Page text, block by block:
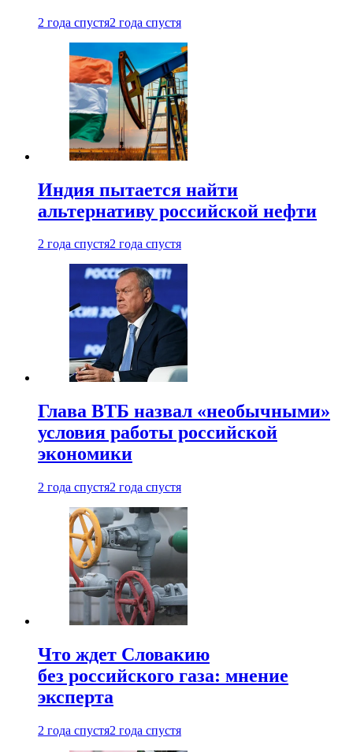
2 года спустя2 года спустя
Индия пытается найти
альтернативу российской нефти
2 года спустя2 года спустя
Глава ВТБ назвал «необычными»
условия работы российской
экономики
2 года спустя2 года спустя
Что ждет Словакию
без российского газа: мнение
эксперта
2 года спустя2 года спустя